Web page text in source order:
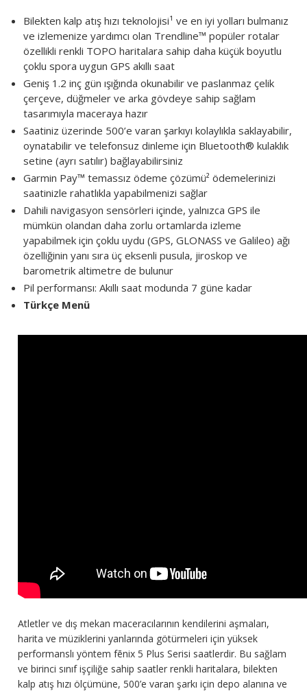
Bilekten kalp atış hızı teknolojisi¹ ve en iyi yolları bulmanız
ve izlemenize yardımcı olan Trendline™ popüler rotalar
özellikli renkli TOPO haritalara sahip daha küçük boyutlu
çoklu spora uygun GPS akıllı saat
Geniş 1.2 inç gün ışığında okunabilir ve paslanmaz çelik
çerçeve, düğmeler ve arka gövdeye sahip sağlam
tasarımıyla maceraya hazır
Saatiniz üzerinde 500’e varan şarkıyı kolaylıkla saklayabilir,
oynatabilir ve telefonsuz dinleme için Bluetooth® kulaklık
setine (ayrı satılır) bağlayabilirsiniz
Garmin Pay™ temassız ödeme çözümü² ödemelerinizi
saatinizle rahatlıkla yapabilmenizi sağlar
Dahili navigasyon sensörleri içinde, yalnızca GPS ile
mümkün olandan daha zorlu ortamlarda izleme
yapabilmek için çoklu uydu (GPS, GLONASS ve Galileo) ağı
özelliğinin yanı sıra üç eksenli pusula, jiroskop ve
barometrik altimetre de bulunur
Pil performansı: Akıllı saat modunda 7 güne kadar
Türkçe Menü
Atletler ve dış mekan maceracılarının kendilerini aşmaları,
harita ve müziklerini yanlarında götürmeleri için yüksek
performanslı yöntem fēnix 5 Plus Serisi saatlerdir. Bu sağlam
ve birinci sınıf işçiliğe sahip saatler renkli haritalara, bilekten
kalp atış hızı ölçümüne, 500’e varan şarkı için depo alanına ve